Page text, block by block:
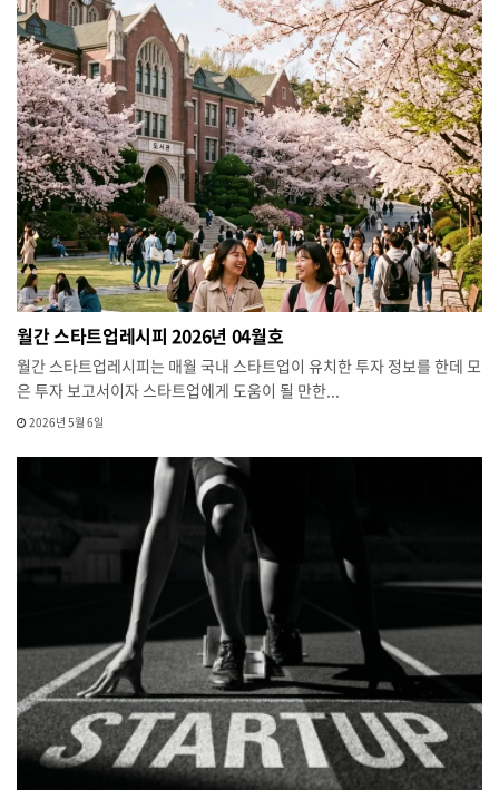
월간 스타트업레시피 2026년 04월호
월간 스타트업레시피는 매월 국내 스타트업이 유치한 투자 정보를 한데 모
은 투자 보고서이자 스타트업에게 도움이 될 만한...
2026년 5월 6일